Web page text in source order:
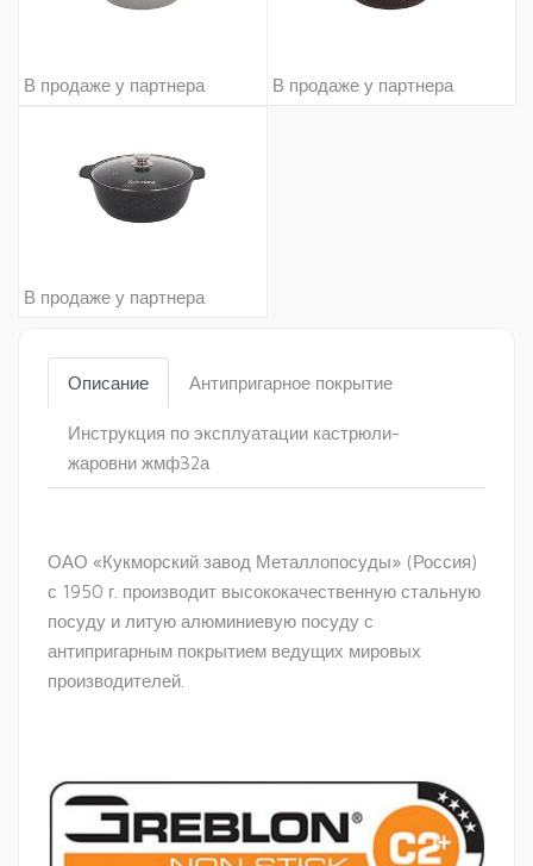
В продаже у партнера В продаже у партнера
В продаже у партнера
Описание Антипригарное покрытие
Инструкция по эксплуатации кастрюли-
жаровни жмф32а
ОАО «Кукморский завод Металлопосуды» (Россия)
с 1950 г. производит высококачественную стальную
посуду и литую алюминиевую посуду с
антипригарным покрытием ведущих мировых
производителей.